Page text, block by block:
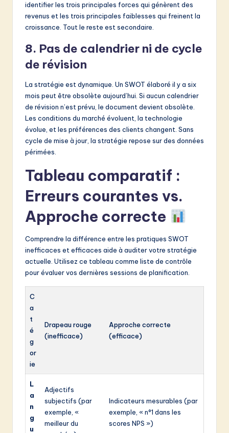
identifier les trois principales forces qui génèrent des
revenus et les trois principales faiblesses qui freinent la
croissance. Tout le reste est secondaire.
8. Pas de calendrier ni de cycle
de révision
La stratégie est dynamique. Un SWOT élaboré il y a six
mois peut être obsolète aujourd’hui. Si aucun calendrier
de révision n’est prévu, le document devient obsolète.
Les conditions du marché évoluent, la technologie
évolue, et les préférences des clients changent. Sans
cycle de mise à jour, la stratégie repose sur des données
périmées.
Tableau comparatif :
Erreurs courantes vs.
Approche correcte
Comprendre la différence entre les pratiques SWOT
inefficaces et efficaces aide à auditer votre stratégie
actuelle. Utilisez ce tableau comme liste de contrôle
pour évaluer vos dernières sessions de planification.
C
a
t
é
g
or
ie
Drapeau rouge
(inefficace)
Approche correcte
(efficace)
L
a
n
g
u
Adjectifs
subjectifs (par
exemple, «
meilleur du
Indicateurs mesurables (par
exemple, « n°1 dans les
scores NPS »)